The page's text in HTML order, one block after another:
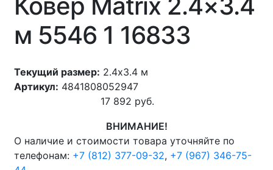
Ковер Matrix 2.4×3.4
м 5546 1 16833
Текущий размер: 2.4x3.4 м
Артикул: 4841808052947
17 892 руб.
ВНИМАНИЕ!
О наличие и стоимости товара уточняйте по
телефонам: +7 (812) 377-09-32, +7 (967) 346-75-